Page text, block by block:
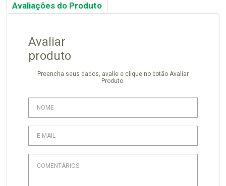
Avaliações do Produto
Avaliar
produto
Preencha seus dados, avalie e clique no botão Avaliar
Produto.